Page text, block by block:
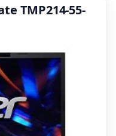
TMP214-55-